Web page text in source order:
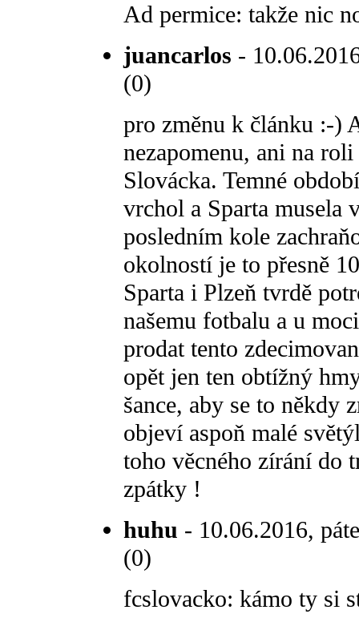
Ad permice: takže nic
juancarlos -
(0)
pro změnu k článku :-)
nezapomenu, ani na
Slovácka. Temné
vrchol a Sparta musela
posledním kole
okolností je to přesně
Sparta i Plzeň tvrdě
našemu fotbalu a u
prodat tento
opět jen ten obtížný
šance, aby se to někdy
objeví aspoň malé
toho věcného zírání do
zpátky !
huhu - 10.06.2016,
(0)
fcslovacko: kámo ty si